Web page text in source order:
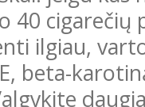
40 cigarečių
ilgiau,
beta-